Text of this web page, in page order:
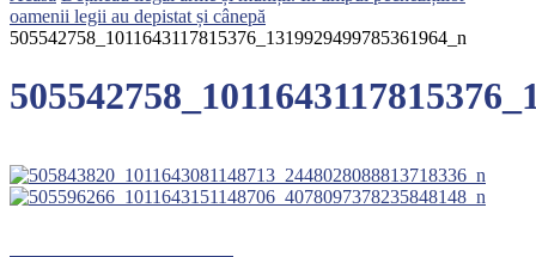
oamenii legii au depistat și cânepă
505542758_1011643117815376_1319929499785361964_n